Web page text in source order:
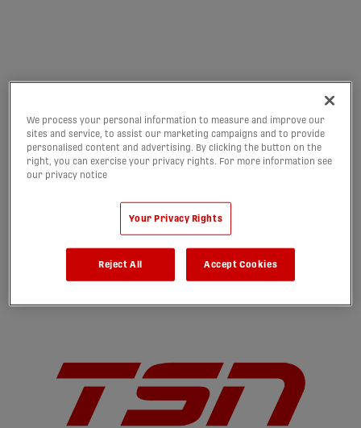
Les 112 matchs de la saison régulière de la PLC sont disponibles
We process your personal information to measure and improve our
sites and service, to assist our marketing campaigns and to provide
personalised content and advertising. By clicking the button on the
right, you can exercise your privacy rights. For more information see
our privacy notice
Your Privacy Rights
Reject All Accept Cookies